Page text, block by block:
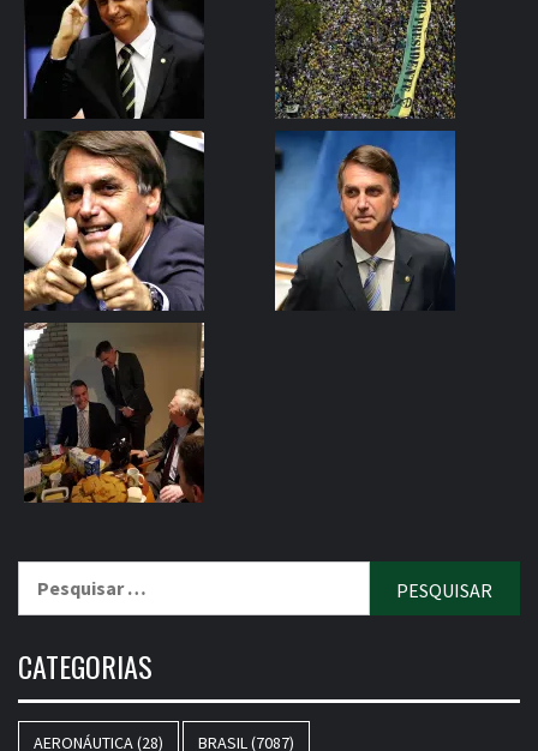
por:
CATEGORIAS
AERONÁUTICA (28) BRASIL (7087)